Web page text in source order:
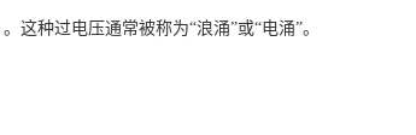
。这种过电压通常被称为“浪涌”或“电涌”。